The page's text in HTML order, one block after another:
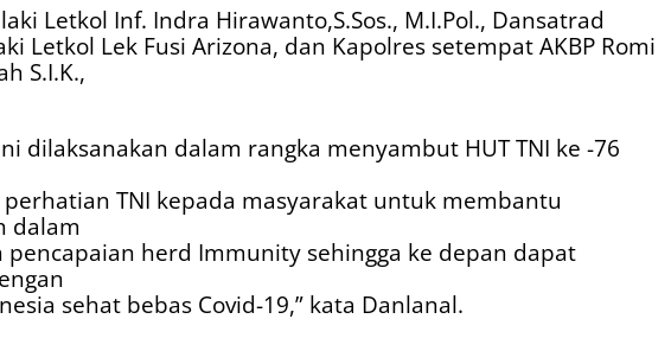
Letkol Inf. Indra Hirawanto,S.Sos., M.I.Pol., Dansatrad
Letkol Lek Fusi Arizona, dan Kapolres setempat AKBP Romi
S.I.K.,
dilaksanakan dalam rangka menyambut HUT TNI ke -76
TNI kepada masyarakat untuk membantu
dalam
pencapaian herd Immunity sehingga ke depan dapat
sehat bebas Covid-19,” kata Danlanal.